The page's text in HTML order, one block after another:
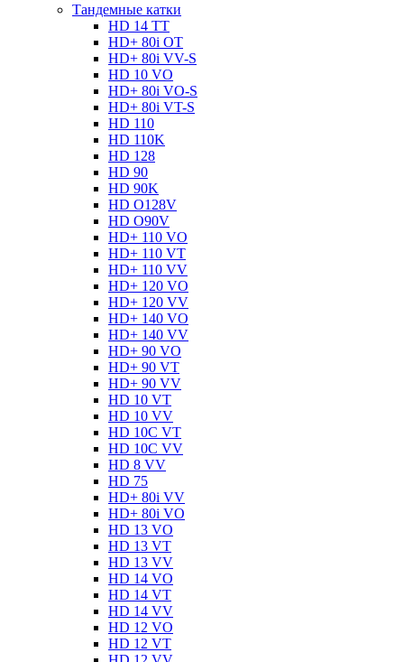
Тандемные катки
HD 14 TT
HD+ 80i OT
HD+ 80i VV-S
HD 10 VO
HD+ 80i VO-S
HD+ 80i VT-S
HD 110
HD 110K
HD 128
HD 90
HD 90K
HD O128V
HD O90V
HD+ 110 VO
HD+ 110 VT
HD+ 110 VV
HD+ 120 VO
HD+ 120 VV
HD+ 140 VO
HD+ 140 VV
HD+ 90 VO
HD+ 90 VT
HD+ 90 VV
HD 10 VT
HD 10 VV
HD 10C VT
HD 10C VV
HD 8 VV
HD 75
HD+ 80i VV
HD+ 80i VO
HD 13 VO
HD 13 VT
HD 13 VV
HD 14 VO
HD 14 VT
HD 14 VV
HD 12 VO
HD 12 VT